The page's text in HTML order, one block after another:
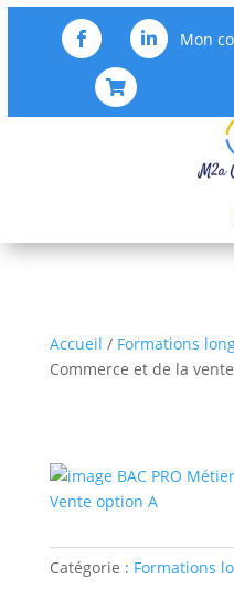
  Mon

Accueil / Formations
Commerce et de la
Catégorie : Formations